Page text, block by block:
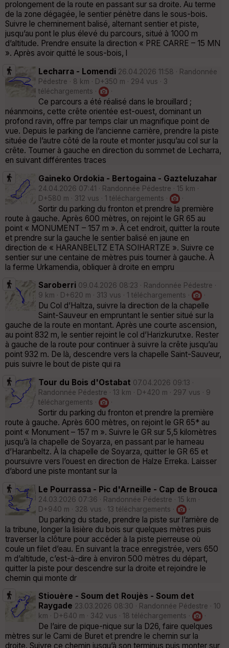
prolongement de la route en passant sur sa droite. Au terme
de la zone dégagée, le sentier pénètre dans le sous-bois.
Suivre le cheminement balisé, alternant sentier et piste,
jusqu’au pont le plus élevé du parcours, situé à 1000 m
d’altitude. Prendre ensuite la direction « PRE CARRE – 15 MN
». Après avoir quitté le sous-bois, l
Lecharra - Lomendi 26.04.2026 11:58 · Randonnée
Pédestre · 8 km · D+350 m · 294 vus · 3
téléchargements ·
·
Ce parcours a été réalisé dans le brouillard ;
néanmoins, cette crête orientée est-ouest, dominant un
profond ravin, offre par temps clair un magnifique point de
vue. Depuis le parking de l’ancienne carrière, prendre la piste
située de l’autre côté de la route et monter jusqu’au col sur la
crête. Tourner à gauche en direction du sommet de Lecharra,
en suivant différentes traces
Gaineko Ordokia - Bertogaina - Gazteluzahar
24.04.2026 07:41 · Randonnée Pédestre · 15 km ·
D+580 m · 312 vus · 1 téléchargements ·
·
Sortir du parking du fronton et prendre la première
route à gauche. Après 600 mètres, on rejoint le GR 65 au
point « MONUMENT – 157 m ». À cet endroit, quitter la route
et prendre sur la gauche le sentier balisé en jaune en
direction de « HARANBELTZ ETA SOIHARTZE ». Suivre ce
sentier sur une centaine de mètres puis tourner à gauche. À
la ferme Urkamendia, obliquer à droite en empru
Saroberri 09.04.2026 08:23 · Randonnée Pédestre ·
9 km · D+620 m · 313 vus · 1 téléchargements ·
·
Du Col d’Haltza, suivre la direction de la chapelle
Saint-Sauveur en empruntant le sentier situé sur la
gauche de la route en montant. Après une courte ascension,
au point 832 m, le sentier rejoint le col d’Harizkurutxe. Rester
à gauche de la route pour continuer à suivre la crête jusqu’au
point 932 m. De là, descendre vers la chapelle Saint-Sauveur,
puis suivre le bout de piste qui ra
Tour du Bois d'Ostabat 07.04.2026 09:13 ·
Randonnée Pédestre · 13 km · D+420 m · 297 vus · 9
téléchargements ·
·
Sortir du parking du fronton et prendre la première
route à gauche. Après 600 mètres, on rejoint le GR 65* au
point « Monument – 157 m ». Suivre le GR sur 5,5 kilomètres
jusqu’à la chapelle de Soyarza, en passant par le hameau
d’Haranbeltz. À la chapelle de Soyarza, quitter le GR 65 et
poursuivre vers l’ouest en direction de Halze Erreka. Laisser
d’abord une piste montant sur la
Le Pourrassa - Pic d'Arneille - Cap de Brouca
24.03.2026 07:36 · Randonnée Pédestre · 15 km ·
D+940 m · 328 vus · 13 téléchargements ·
·
Du parking du stade, prendre la piste sur l’arrière de
la tribune, longer la lisière du bois sur quelques mètres puis
traverser la clôture pour accéder à la piste pierreuse où
coule un filet d’eau. En suivant la trace enregistrée, vers 650
m d’altitude, c’est-à-dire à environ 500 mètres du départ,
quitter la piste pour descendre sur la droite et rejoindre le
chemin qui monte dr
Stiouère - Soum det Roujès - Soum det
Raygade 23.03.2026 08:30 · Randonnée Pédestre · 10
km · D+640 m · 342 vus · 18 téléchargements ·
·
De l’aire de pique-nique sur la D26, faire quelques
mètres sur le Cami de Buret et prendre le chemin sur la
droite. Suivre ce chemin jusqu’à son terminus puis monter sur